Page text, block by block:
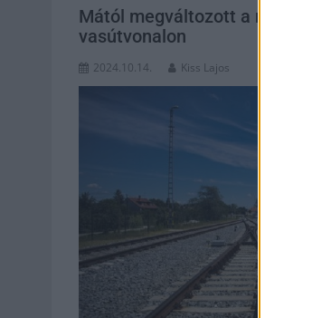
Mától megváltozott a
vasútvonalon
2024.10.14. Kiss Lajos